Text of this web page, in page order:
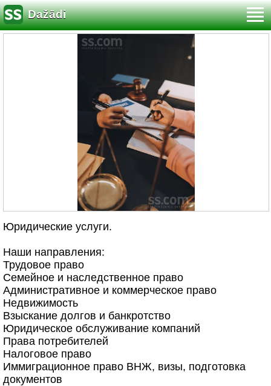
Dažādi
Юридические услуги.
Наши направления:
Трудовое право
Семейное и наследственное право
Административное и коммерческое право
Недвижимость
Взыскание долгов и банкротство
Юридическое обслуживание компаний
Права потребителей
Налоговое право
Иммиграционное право ВНЖ, визы, подготовка
документов